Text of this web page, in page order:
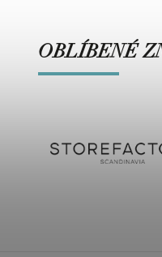
OBLÍBENÉ